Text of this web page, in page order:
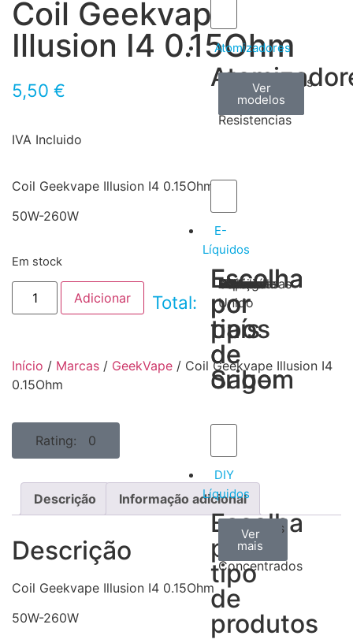
Atomizadores
Claromizadores
Ver
modelos
Reconstruíveis
Ver
modelos
Resistencias
Ver
modelos
E-
Líquidos
Escolha
por
tipos
de
Sabor
Tabaco
Frutas
Bebidas
Frescos
Sobremesas
Escolha
por
país
de
origem
Portugal
Alemanha
USA
Reino
Unido
Canadá
França
Malásia
Filipinas
Espanha
Polónia
Grécia
DIY
Líquidos
Escolha
por
tipo
de
produtos
Aromas
Concentrados
Ver
todos
Bases
Ver
mais
Accesorios
Ver
mais
Coil Geekvape
Illusion I4 0.15Ohm
5,50 €
IVA Incluido
Coil Geekvape Illusion I4 0.15Ohm
50W-260W
Em stock
Adicionar Total:
Início / Marcas / GeekVape / Coil Geekvape Illusion I4
0.15Ohm
Rating: 0
Descrição Informação adicional
Descrição
Coil Geekvape Illusion I4 0.15Ohm
50W-260W